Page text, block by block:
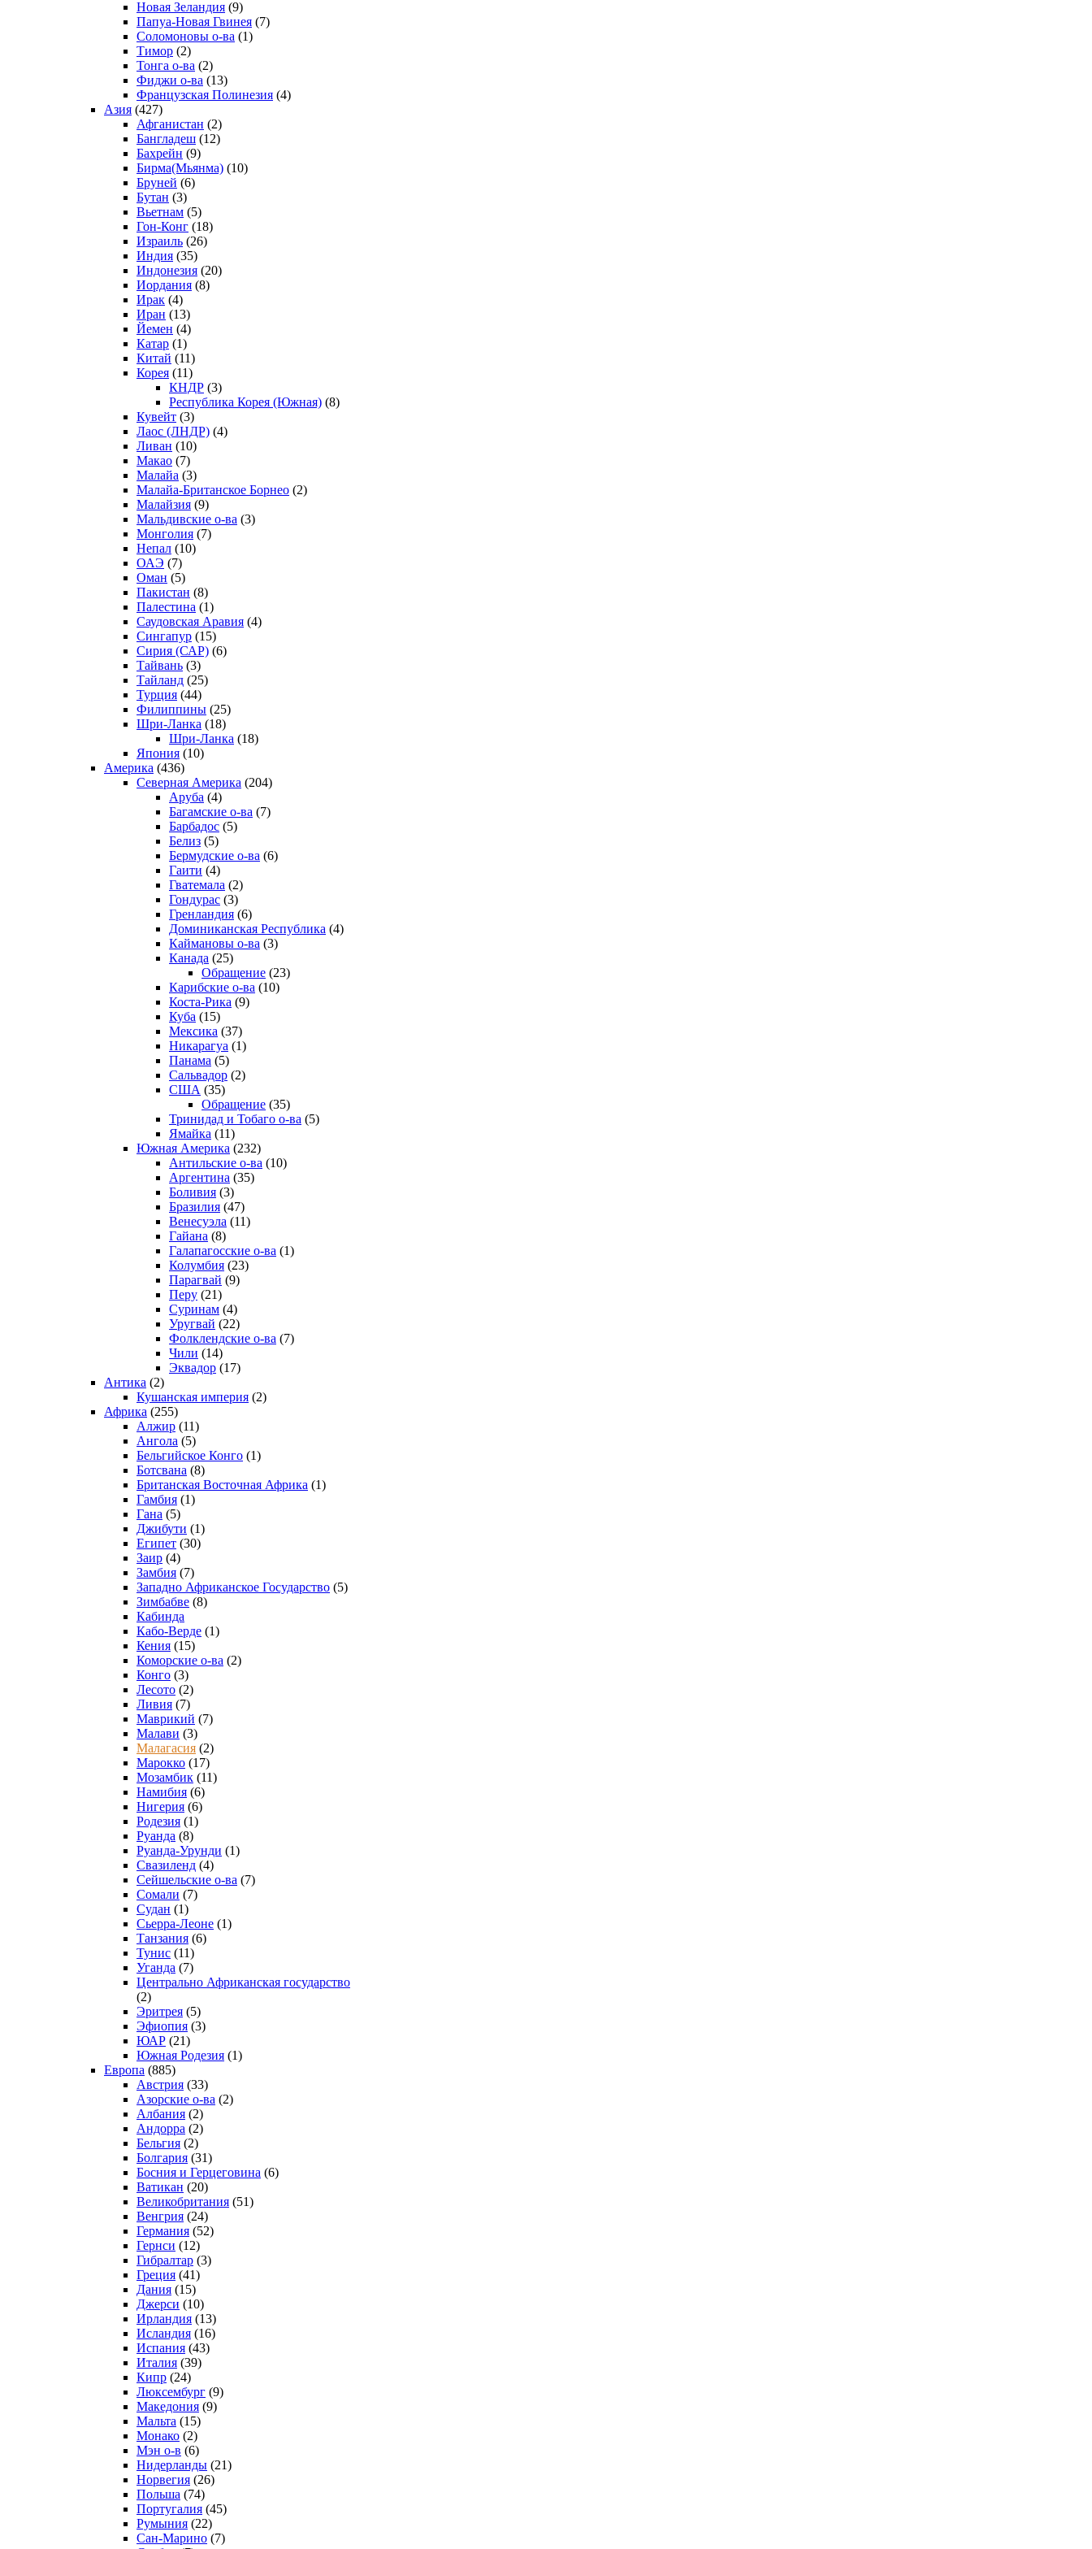
Новая Зеландия (9)
Папуа-Новая Гвинея (7)
Соломоновы о-ва (1)
Тимор (2)
Тонга о-ва (2)
Фиджи о-ва (13)
Французская Полинезия (4)
Азия (427)
Афганистан (2)
Бангладеш (12)
Бахрейн (9)
Бирма(Мьянма) (10)
Бруней (6)
Бутан (3)
Вьетнам (5)
Гон-Конг (18)
Израиль (26)
Индия (35)
Индонезия (20)
Иордания (8)
Ирак (4)
Иран (13)
Йемен (4)
Катар (1)
Китай (11)
Корея (11)
КНДР (3)
Республика Корея (Южная) (8)
Кувейт (3)
Лаос (ЛНДР) (4)
Ливан (10)
Макао (7)
Малайа (3)
Малайа-Британское Борнео (2)
Малайзия (9)
Мальдивские о-ва (3)
Монголия (7)
Непал (10)
ОАЭ (7)
Оман (5)
Пакистан (8)
Палестина (1)
Саудовская Аравия (4)
Сингапур (15)
Сирия (САР) (6)
Тайвань (3)
Тайланд (25)
Турция (44)
Филиппины (25)
Шри-Ланка (18)
Шри-Ланка (18)
Япония (10)
Америка (436)
Северная Америка (204)
Аруба (4)
Багамские о-ва (7)
Барбадос (5)
Белиз (5)
Бермудские о-ва (6)
Гаити (4)
Гватемала (2)
Гондурас (3)
Гренландия (6)
Доминиканская Республика (4)
Каймановы о-ва (3)
Канада (25)
Обращение (23)
Карибские о-ва (10)
Коста-Рика (9)
Куба (15)
Мексика (37)
Никарагуа (1)
Панама (5)
Сальвадор (2)
США (35)
Обращение (35)
Тринидад и Тобаго о-ва (5)
Ямайка (11)
Южная Америка (232)
Антильские о-ва (10)
Аргентина (35)
Боливия (3)
Бразилия (47)
Венесуэла (11)
Гайана (8)
Галапагосские о-ва (1)
Колумбия (23)
Парагвай (9)
Перу (21)
Суринам (4)
Уругвай (22)
Фолклендские о-ва (7)
Чили (14)
Эквадор (17)
Антика (2)
Кушанская империя (2)
Африка (255)
Алжир (11)
Ангола (5)
Бельгийское Конго (1)
Ботсвана (8)
Британская Восточная Африка (1)
Гамбия (1)
Гана (5)
Джибути (1)
Египет (30)
Заир (4)
Замбия (7)
Западно Африканское Государство (5)
Зимбабве (8)
Кабинда
Кабо-Верде (1)
Кения (15)
Коморские о-ва (2)
Конго (3)
Лесото (2)
Ливия (7)
Маврикий (7)
Малави (3)
Малагасия (2)
Марокко (17)
Мозамбик (11)
Намибия (6)
Нигерия (6)
Родезия (1)
Руанда (8)
Руанда-Урунди (1)
Свазиленд (4)
Сейшельские о-ва (7)
Сомали (7)
Судан (1)
Сьерра-Леоне (1)
Танзания (6)
Тунис (11)
Уганда (7)
Центрально Африканская государство
(2)
Эритрея (5)
Эфиопия (3)
ЮАР (21)
Южная Родезия (1)
Европа (885)
Австрия (33)
Азорские о-ва (2)
Албания (2)
Андорра (2)
Бельгия (2)
Болгария (31)
Босния и Герцеговина (6)
Ватикан (20)
Великобритания (51)
Венгрия (24)
Германия (52)
Гернси (12)
Гибралтар (3)
Греция (41)
Дания (15)
Джерси (10)
Ирландия (13)
Исландия (16)
Испания (43)
Италия (39)
Кипр (24)
Люксембург (9)
Македония (9)
Мальта (15)
Монако (2)
Мэн о-в (6)
Нидерланды (21)
Норвегия (26)
Польша (74)
Португалия (45)
Румыния (22)
Сан-Марино (7)